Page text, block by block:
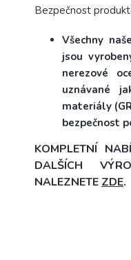
Bezpečnost
Všechny
jsou
nerezové
uznávané
materiály
bezpečnost
KOMPLETNÍ
DALŠÍCH
NALEZNETE ZDE.